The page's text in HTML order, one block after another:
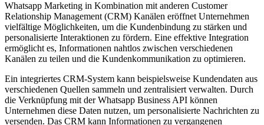
Whatsapp Marketing in Kombination mit anderen Customer
Relationship Management (CRM) Kanälen eröffnet Unternehmen
vielfältige Möglichkeiten, um die Kundenbindung zu stärken und
personalisierte Interaktionen zu fördern. Eine effektive Integration
ermöglicht es, Informationen nahtlos zwischen verschiedenen
Kanälen zu teilen und die Kundenkommunikation zu optimieren.
Ein integriertes CRM-System kann beispielsweise Kundendaten aus
verschiedenen Quellen sammeln und zentralisiert verwalten. Durch
die Verknüpfung mit der Whatsapp Business API können
Unternehmen diese Daten nutzen, um personalisierte Nachrichten zu
versenden. Das CRM kann Informationen zu vergangenen